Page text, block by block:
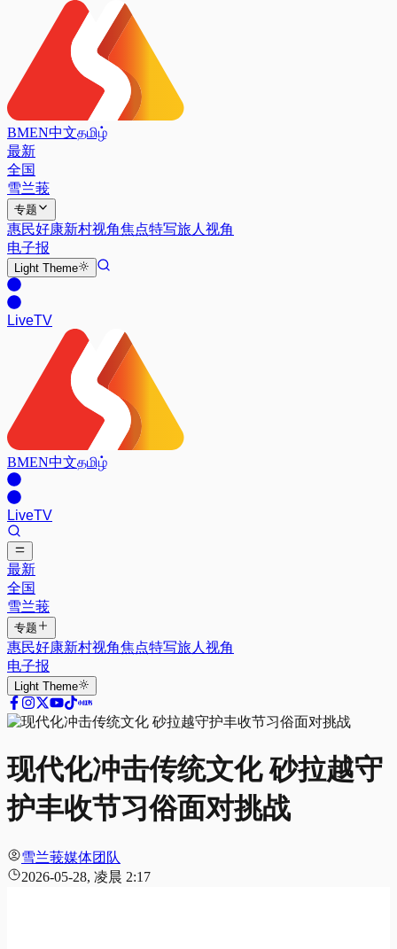
BMEN中文தமிழ்
最新
全国
雪兰莪
专题
惠民好康新村视角焦点特写旅人视角
电子报
Light Theme
LiveTV
BMEN中文தமிழ்
LiveTV
最新
全国
雪兰莪
专题
惠民好康新村视角焦点特写旅人视角
电子报
Light Theme
现代化冲击传统文化 砂拉越守
护丰收节习俗面对挑战
雪兰莪媒体团队
2026-05-28, 凌晨 2:17